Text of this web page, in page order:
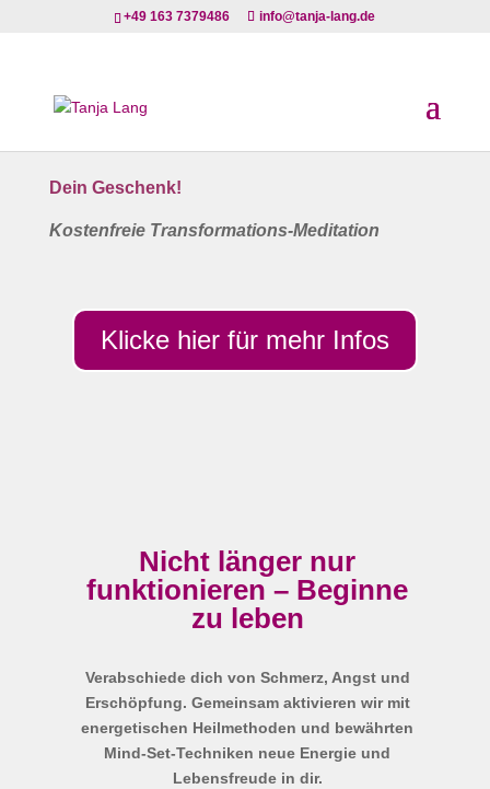
+49 163 7379486 info@tanja-lang.de
Dein Geschenk!
Kostenfreie Transformations-Meditation
Klicke hier für mehr Infos
Nicht länger nur
funktionieren – Beginne
zu leben
Verabschiede dich von Schmerz, Angst und
Erschöpfung. Gemeinsam aktivieren wir mit
energetischen Heilmethoden und bewährten
Mind-Set-Techniken neue Energie und
Lebensfreude in dir.